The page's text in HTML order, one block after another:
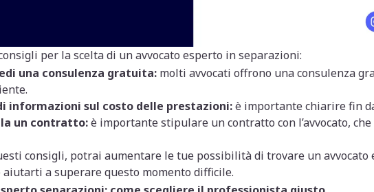
per la scelta di un avvocato esperto in separazioni:
una consulenza gratuita:molti avvocati offrono una consulenza
informazioni sul costo delle prestazioni:è importante chiarire fin
un contratto:è importante stipulare un contratto con l’avvocato,
consigli, potrai aumentare le tue possibilità di trovare un
a superare questo momento difficile.